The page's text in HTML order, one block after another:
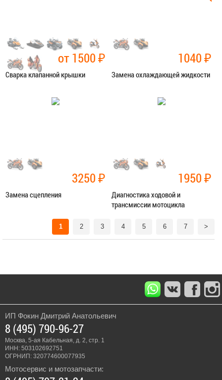
от 1500₽
Сварка клапанной крышки
Сварочные работы
1040₽
Замена охлаждающей жидкости
Ремонт сист.
3250₽
Замена сцепления
1950₽
Диагностика ходовой и
трансмиссии мотоцикла
1 2 3 4 5 6 7 >
ИП Фокин Дмитрий Анатольевич
8 (495) 790-96-27
Москва, 5-ая Кабельная, д. 2, стр. 1
ИНН: 503102692751
ОГРНИП: 320774600077935
Мотосервис и мотозапчасти: